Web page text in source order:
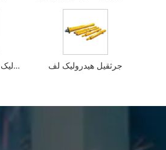
استوانه هیدرولیک نوسان بیل مکانیکی جرثقیل هیدرولیک لف